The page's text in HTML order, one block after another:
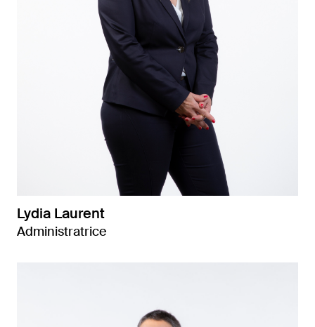
Lydia Laurent
Administratrice